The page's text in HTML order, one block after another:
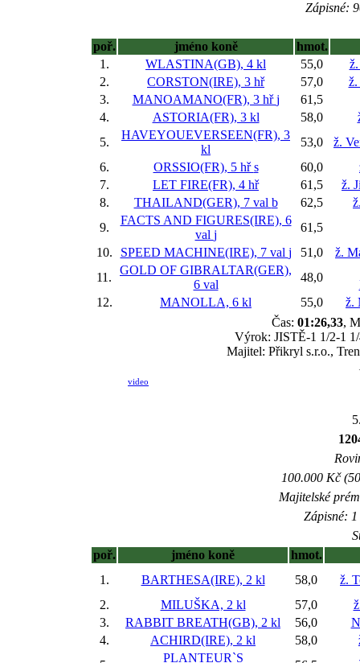
Zápisné:
poř. jméno koně
hmot.
1.
WLASTINA(GB), 4 kl 55,0
2.
CORSTON(IRE), 3 hř 57,0
3.
MANOAMANO(FR), 3 hřj
61,5
4.
ASTORIA(FR), 3 kl 58,0
5.
HAVEYOUEVERSEEN(FR), 3
kl
53,0
ž.
6.
ORSSIO(FR), 5 hřs 60,0
7.
LET FIRE(FR), 4 hř 61,5
ž.
8.
THAILAND(GER), 7 val b 62,5
9.
FACTS AND FIGURES(IRE), 6
val j
61,5
10.
SPEED MACHINE(IRE), 7 val j 51,0
ž.
11.
GOLD OF GIBRALTAR(GER),
6 val
48,0
12.
MANOLLA, 6 kl 55,0
ž.
Čas: 01:26,33,
Výrok: JISTĚ-1 1/2-1
Majitel: Přikryl s.r.o.,
video
100.000 Kč
Majitelské
Zápisné:
poř.
jméno koně
hmot.
1.
BARTHESA(IRE), 2 kl 58,0
ž.
2.
MILUŠKA, 2 kl 57,0
3.
RABBIT BREATH(GB), 2 kl 56,0
4.
ACHIRD(IRE), 2 kl 58,0
PLANTEUR`S